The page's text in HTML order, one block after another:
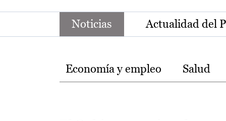
Noticias Actualidad del
Temas
Economía y empleo Salud